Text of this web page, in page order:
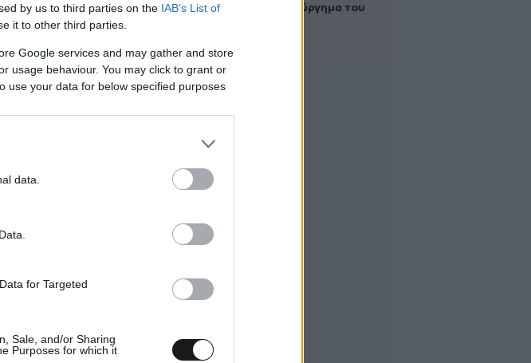
by us to third parties on the IAB’s List of
it to other third parties.
Google services and may gather and store
usage behaviour. You may click to grant or
use your data for below specified purposes
data.
for Targeted
Sale, and/or Sharing
Purposes for which it
είναι δημιούργημα του